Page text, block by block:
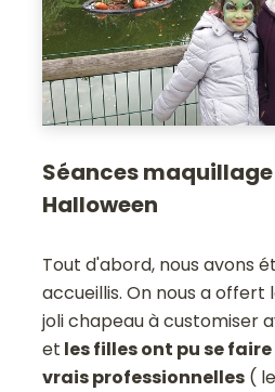
Séances
Halloween
Tout d'abord, nous avons
accueillis. On nous a offert
joli chapeau à customiser
et les filles ont pu se
vrais professionnelles (